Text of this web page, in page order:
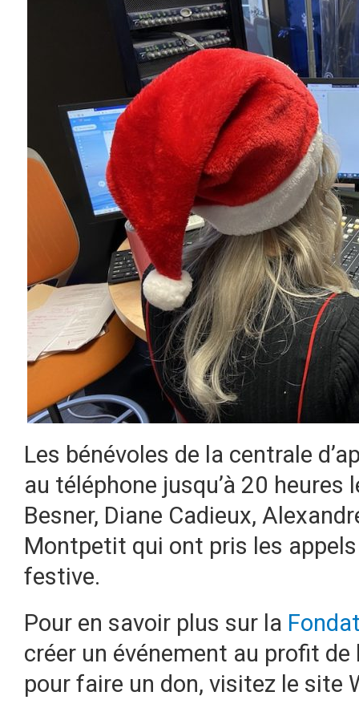
Les bénévoles de la centrale
au téléphone jusqu’à 20
Besner, Diane Cadieux,
Montpetit qui ont pris les
festive.
Pour en savoir plus sur la
créer un événement au profit
pour faire un don, visitez le site